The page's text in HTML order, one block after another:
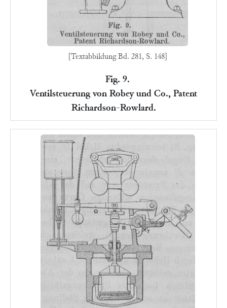
[Textabbildung Bd. 281, S. 148]
Fig. 9.
Ventilsteuerung von Robey und Co., Patent
Richardson-Rowlard.